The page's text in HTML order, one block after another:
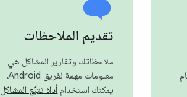
تقديم الملاحظات
ملاحظاتك وتقارير المشاكل هي
معلومات مهمة لفريق Android.
يمكنك استخدامأداة تتبُّع المشاكل